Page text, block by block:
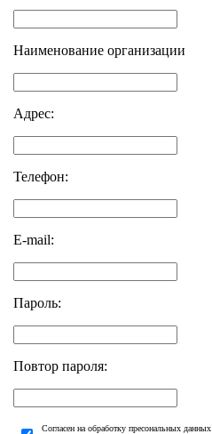
Наименование организации
Адрес:
Телефон:
E-mail:
Пароль:
Повтор пароля:
Согласен на обработку пресональных данных